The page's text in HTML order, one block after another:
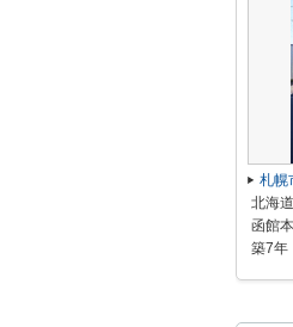
北海
函館
築7年